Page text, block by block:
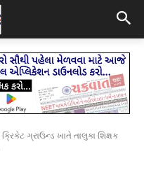
ક્રિકેટ ગ્રાઉન્ડ ખાતે તાલુકા શિક્ષક